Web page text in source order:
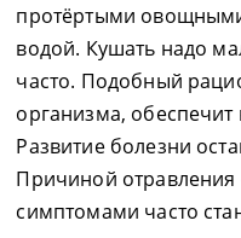
протёртыми
водой. Кушать надо
часто. Подобный
организма,
Развитие болезни
Причиной
симптомами часто